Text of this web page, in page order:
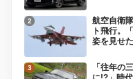
航空自衛
ト飛行。
姿を見せた
「往年の